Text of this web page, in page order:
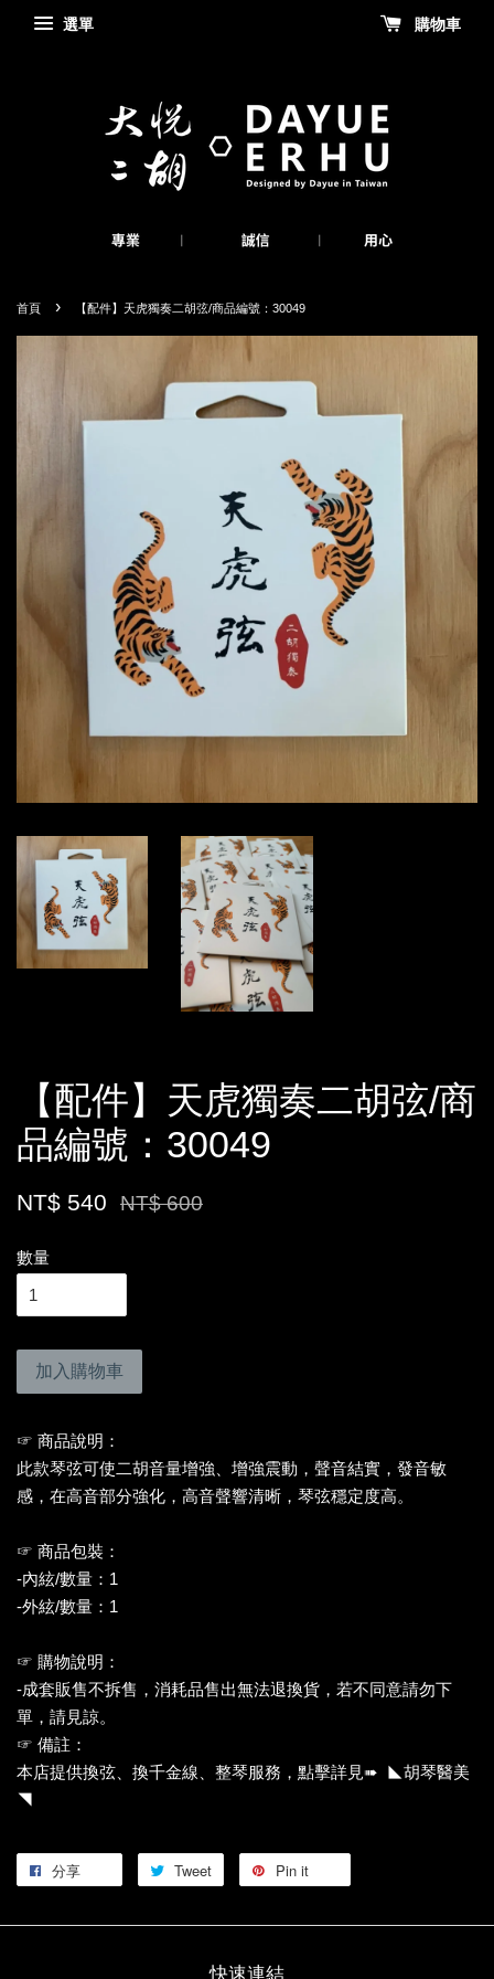
選單 購物車
首頁 › 【配件】天虎獨奏二胡弦/商品編號：30049
【配件】天虎獨奏二胡弦/商
品編號：30049
NT$ 540 NT$ 600
數量
加入購物車
☞ 商品說明：
此款琴弦可使二胡音量增強、增強震動，聲音結實，發音敏
感，在高音部分強化，高音聲響清晰，琴弦穩定度高。
☞ 商品包裝：
-內絃/數量：1
-外絃/數量：1
☞ 購物說明：
-成套販售不拆售，消耗品售出無法退換貨，若不同意請勿下
單，請見諒。
☞ 備註：
本店提供換弦、換千金線、整琴服務，點擊詳見➠ ◣胡琴醫美
◥
分享 Tweet Pin it
快速連結